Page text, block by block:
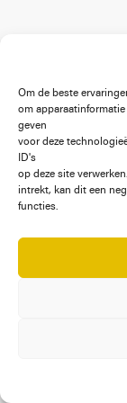
Om de beste
om
geven
voor deze
ID's
op deze site
intrekt, kan dit een
functies.